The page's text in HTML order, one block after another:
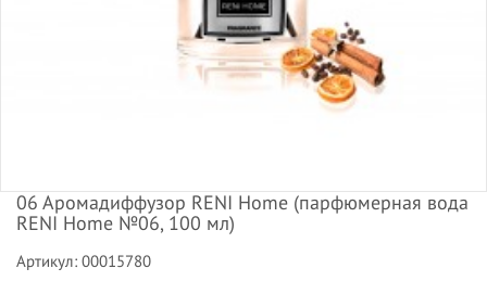
06 Аромадиффузор RENI Home (парфюмерная вода
RENI Home №06, 100 мл)
Артикул: 00015780